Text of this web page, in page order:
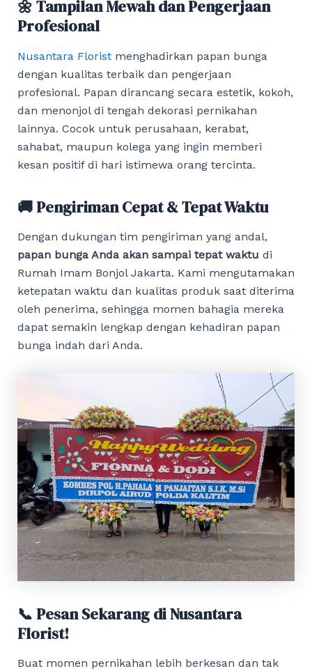
🌼 Tampilan Mewah dan Pengerjaan
Profesional
Nusantara Floristmenghadirkan papan bunga
dengan kualitas terbaik dan pengerjaan
profesional. Papan dirancang secara estetik, kokoh,
dan menonjol di tengah dekorasi pernikahan
lainnya. Cocok untuk perusahaan, kerabat,
sahabat, maupun kolega yang ingin memberi
kesan positif di hari istimewa orang tercinta.
🚚 Pengiriman Cepat & Tepat Waktu
Dengan dukungan tim pengiriman yang andal,
papan bunga Anda akan sampai tepat waktu di
Rumah Imam Bonjol Jakarta. Kami mengutamakan
ketepatan waktu dan kualitas produk saat diterima
oleh penerima, sehingga momen bahagia mereka
dapat semakin lengkap dengan kehadiran papan
bunga indah dari Anda.
📞 Pesan Sekarang di Nusantara
Florist!
Buat momen pernikahan lebih berkesan dan tak